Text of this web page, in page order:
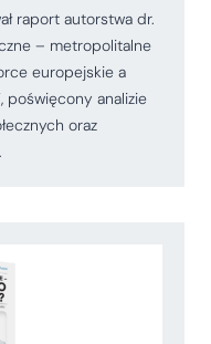
raport autorstwa dr.
– metropolitalne
europejskie a
poświęcony analizie
oraz